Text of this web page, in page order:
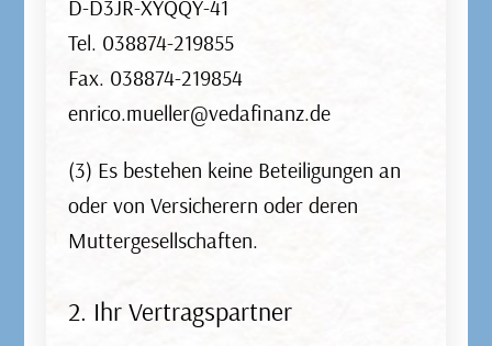
Die Kfz-Haftpflichtversicherung ist für alle
Fahrzeughalter in Deutschland gesetzlich
vorgeschrieben. Sie deckt Schäden an
eines Unfalls ab. Es gibt verschiedene Arten, wie
und Fahrerschutz.
D-D3JR-XYQQY-41
Tel. 038874-219855
Fax. 038874-219854
enrico.mueller@vedafinanz.de
(3) Es bestehen keine Beteiligungen an
oder von Versicherern oder deren
Muttergesellschaften.
2. Ihr Vertragspartner